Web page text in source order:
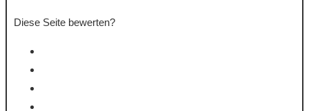
Diese Seite bewerten?